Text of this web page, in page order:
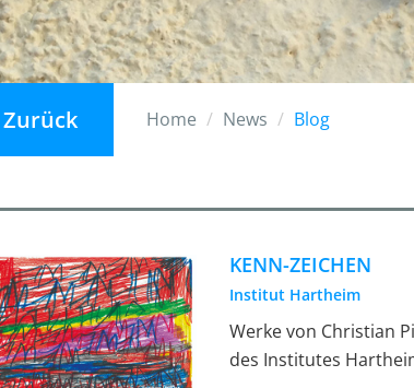
Zurück Home News Blog
KENN-ZEICHEN
Institut Hartheim
Werke von Christian
des Institutes